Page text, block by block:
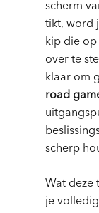
scherm
tikt, word
kip die
over te
klaar om
road
scherp
Wat deze
je